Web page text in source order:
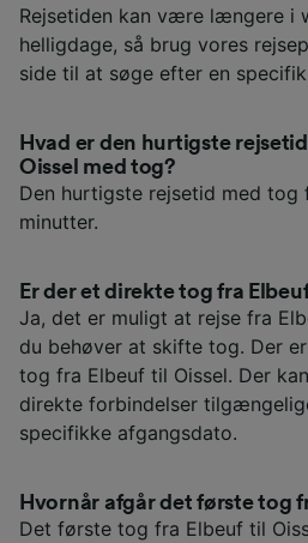
Rejsetiden kan være længere i
helligdage, så brug vores
side til at søge efter en
Hvad er den hurtigste
Oissel med tog?
Den hurtigste rejsetid med tog
minutter.
Er der et direkte tog fra
Ja, det er muligt at rejse fra
du behøver at skifte tog. Der
tog fra Elbeuf til Oissel. Der
direkte forbindelser
specifikke afgangsdato.
Hvornår afgår det første tog
Det første tog fra Elbeuf til